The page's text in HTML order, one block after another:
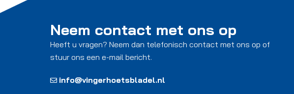
Neem contact met ons op
Heeft u vragen? Neem dan telefonisch contact met ons op of
stuur ons een e-mail bericht.
info@vingerhoetsbladel.nl